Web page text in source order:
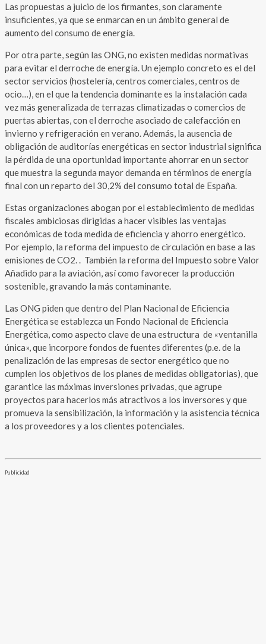
Las propuestas a juicio de los firmantes, son claramente
insuficientes, ya que se enmarcan en un ámbito general de
aumento del consumo de energía.
Por otra parte, según las ONG, no existen medidas normativas
para evitar el derroche de energía. Un ejemplo concreto es el del
sector servicios (hostelería, centros comerciales, centros de
ocio…), en el que la tendencia dominante es la instalación cada
vez más generalizada de terrazas climatizadas o comercios de
puertas abiertas, con el derroche asociado de calefacción en
invierno y refrigeración en verano. Además, la ausencia de
obligación de auditorías energéticas en sector industrial significa
la pérdida de una oportunidad importante ahorrar en un sector
que muestra la segunda mayor demanda en términos de energía
final con un reparto del 30,2% del consumo total de España.
Estas organizaciones abogan por el establecimiento de medidas
fiscales ambiciosas dirigidas a hacer visibles las ventajas
económicas de toda medida de eficiencia y ahorro energético.
Por ejemplo, la reforma del impuesto de circulación en base a las
emisiones de CO2. . También la reforma del Impuesto sobre Valor
Añadido para la aviación, así como favorecer la producción
sostenible, gravando la más contaminante.
Las ONG piden que dentro del Plan Nacional de Eficiencia
Energética se establezca un Fondo Nacional de Eficiencia
Energética, como aspecto clave de una estructura de «ventanilla
única», que incorpore fondos de fuentes diferentes (p.e. de la
penalización de las empresas de sector energético que no
cumplen los objetivos de los planes de medidas obligatorias), que
garantice las máximas inversiones privadas, que agrupe
proyectos para hacerlos más atractivos a los inversores y que
promueva la sensibilización, la información y la asistencia técnica
a los proveedores y a los clientes potenciales.
Publicidad